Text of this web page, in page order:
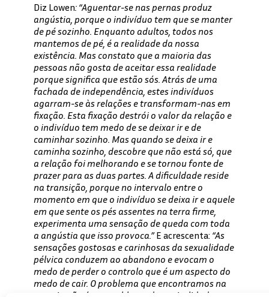
Diz Lowen: “Aguentar-se nas pernas produz
angústia, porque o indivíduo tem que se manter
de pé sozinho. Enquanto adultos, todos nos
mantemos de pé, é a realidade da nossa
existência. Mas constato que a maioria das
pessoas não gosta de aceitar essa realidade
porque significa que estão sós. Atrás de uma
fachada de independência, estes indivíduos
agarram-se às relações e transformam-nas em
fixação. Esta fixação destrói o valor da relação e
o indivíduo tem medo de se deixar ir e de
caminhar sozinho. Mas quando se deixa ir e
caminha sozinho, descobre que não está só, que
a relação foi melhorando e se tornou fonte de
prazer para as duas partes. A dificuldade reside
na transição, porque no intervalo entre o
momento em que o indivíduo se deixa ir e aquele
em que sente os pés assentes na terra firme,
experimenta uma sensação de queda com toda
a angústia que isso provoca.”E acrescenta: “As
sensações gostosas e carinhosas da sexualidade
pélvica conduzem ao abandono e evocam o
medo de perder o controlo que é um aspecto do
medo de cair. O problema que encontramos na